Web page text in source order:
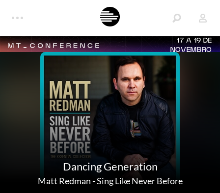
17 A 19 DE
NOVEMBRO
Dancing Generation
Matt Redman-Sing Like Never Before